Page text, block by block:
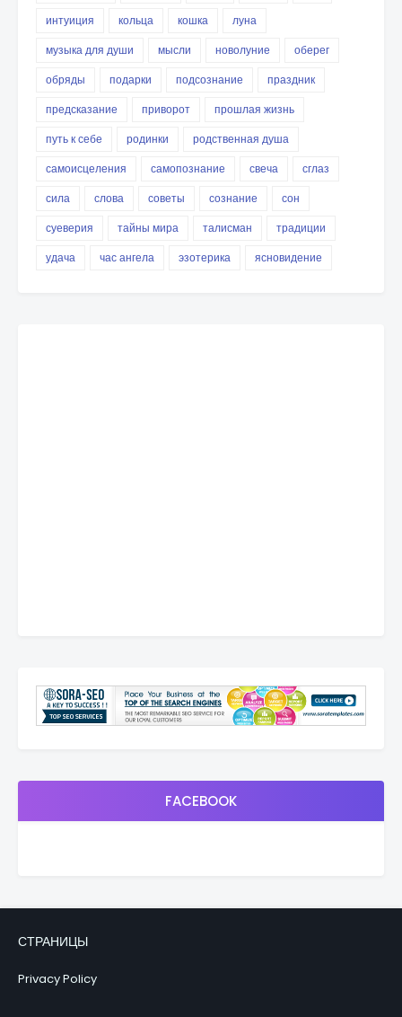
интуиция
кольца кошка
луна
музыка для души
мысли новолуние
оберег
обряды
подарки подсознание
праздник
предсказание
приворот
прошлая жизнь
путь к себе
родинки
родственная душа
самоисцеления
самопознание свеча
сглаз
сила
слова советы сознание
сон
суеверия
тайны мира талисман
традиции
удача
час ангела эзотерика ясновидение
FACEBOOK
СТРАНИЦЫ
Privacy Policy